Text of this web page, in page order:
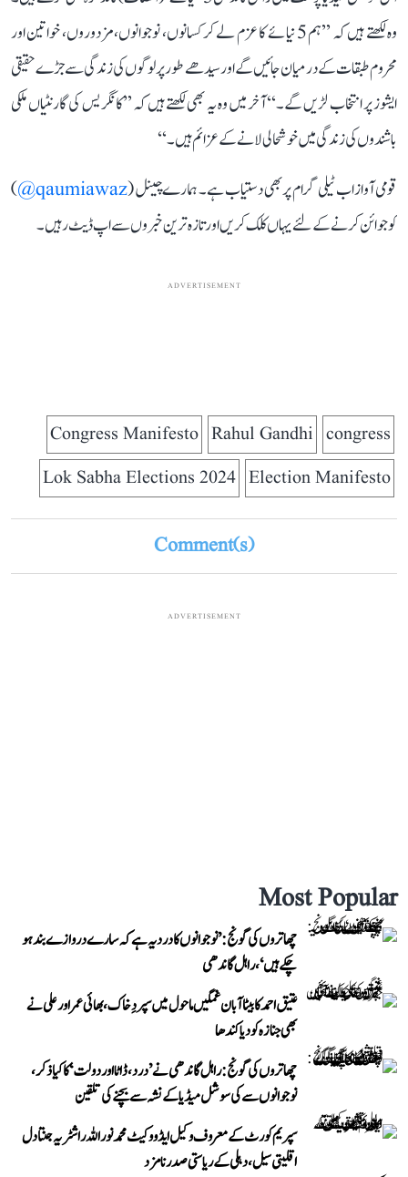
وہ لکھتے ہیں کہ ’’ہم 5 نیائے کا عزم لے کر کسانوں، نوجوانوں، مزدوروں، خواتین اور
محروم طبقات کے درمیان جائیں گے اور سیدھے طور پر لوگوں کی زندگی سے جڑے حقیقی
ایشوز پر انتخاب لڑیں گے۔‘‘ آخر میں وہ یہ بھی لکھتے ہیں کہ ’’کانگریس کی گارنٹیاں ملکی
باشندوں کی زندگی میں خوشحالی لانے کے عزائم ہیں۔‘‘
قومی آواز اب ٹیلی گرام پر بھی دستیاب ہے۔ ہمارے چینل (qaumiawaz@
)
کو جوائن کرنے کے لئے یہاں کلک کریں اور تازہ ترین خبروں سے اپ ڈیٹ رہیں۔
ADVERTISEMENT
congress
Rahul Gandhi
Congress Manifesto
Election Manifesto
Lok Sabha Elections 2024
Comment(s)
ADVERTISEMENT
Most Popular
چھاتروں کی گونج: ’نوجوانوں کا درد یہ ہے کہ سارے دروازے بند ہو
چکے ہیں‘، راہل گاندھی
عتیق احمد کا بیٹا آبان غمگین ماحول میں سپردِ خاک، بھائی عمر اور علی نے
بھی جنازہ کو دیا کندھا
چھاتروں کی گونج: راہل گاندھی نے ’درد، ڈاٹا اور دولت‘ کا کیا ذکر،
نوجوانوں سے کی سوشل میڈیا کے نشہ سے بچنے کی تلقین
سپریم کورٹ کے معروف وکیل ایڈووکیٹ محمد نور اللہ راشٹریہ جنتا دل
اقلیتی سیل، دہلی کے ریاستی صدر نامزد